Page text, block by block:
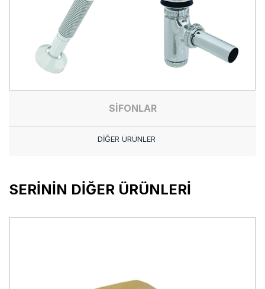
SİFONLAR
DİĞER ÜRÜNLER
SERİNİN DİĞER ÜRÜNLERİ